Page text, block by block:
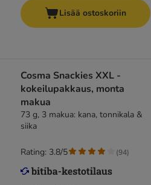
Lisää ostoskoriin
Cosma Snackies XXL -
kokeilupakkaus, monta
makua
73 g, 3 makua: kana, tonnikala &
siika
Rating: 3.8/5 (94)